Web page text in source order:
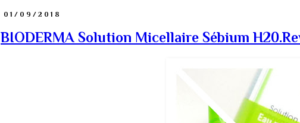
01/09/2018
BIODERMA Solution Micellaire Sébium